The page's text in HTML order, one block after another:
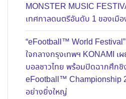
MONSTER MUSIC
เทศกาลดนตรีอันดับ 1 ของเมือ
“eFootball™ World
ใจกลางกรุงเทพฯ KONAMI เ
บอลชาวไทย พร้อมปิดฉากศึกชิ
eFootball™ Championship
อย่างยิ่งใหญ่